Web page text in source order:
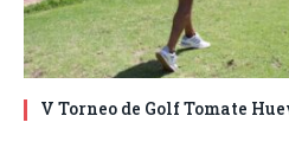
V Torneo de Golf Tomate